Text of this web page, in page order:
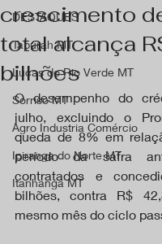
DESTAQUES
Tapurah MT
Lucas do Rio Verde MT
Sorriso MT
Agro Industria Comércio
Ipiranga do Norte MT
Itanhangá MT
crescimento
total alcança
bilhões
O desempenho do
julho, excluindo o
queda de 8% em
período da safra
contratados e
bilhões, contra R$
mesmo mês do ciclo